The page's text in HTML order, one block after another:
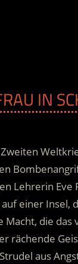
IN
Lehrerin
einer
die
rächende
aus